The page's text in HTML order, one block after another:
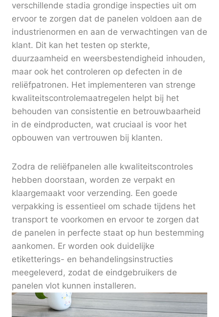
verschillende stadia grondige inspecties uit om
ervoor te zorgen dat de panelen voldoen aan de
industrienormen en aan de verwachtingen van de
klant. Dit kan het testen op sterkte,
duurzaamheid en weersbestendigheid inhouden,
maar ook het controleren op defecten in de
reliëfpatronen. Het implementeren van strenge
kwaliteitscontrolemaatregelen helpt bij het
behouden van consistentie en betrouwbaarheid
in de eindproducten, wat cruciaal is voor het
opbouwen van vertrouwen bij klanten.
Zodra de reliëfpanelen alle kwaliteitscontroles
hebben doorstaan, worden ze verpakt en
klaargemaakt voor verzending. Een goede
verpakking is essentieel om schade tijdens het
transport te voorkomen en ervoor te zorgen dat
de panelen in perfecte staat op hun bestemming
aankomen. Er worden ook duidelijke
etiketterings- en behandelingsinstructies
meegeleverd, zodat de eindgebruikers de
panelen vlot kunnen installeren.